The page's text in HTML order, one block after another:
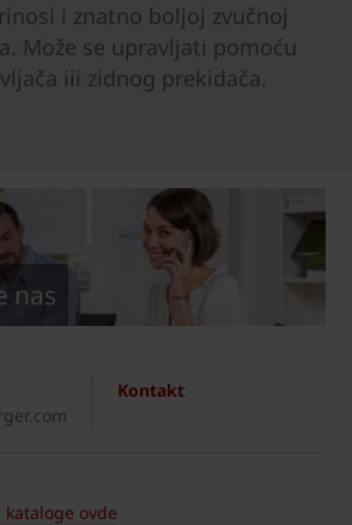
i znatno boljoj zvučnoj
Može se upravljati pomoću
iii zidnog prekidača.
nas
Kontakt
ovde